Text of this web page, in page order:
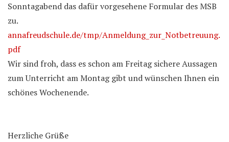
Sonntagabend das dafür vorgesehene Formular des MSB
zu.
annafreudschule.de/tmp/Anmeldung_zur_Notbetreuung.
pdf
Wir sind froh, dass es schon am Freitag sichere Aussagen
zum Unterricht am Montag gibt und wünschen Ihnen ein
schönes Wochenende.
Herzliche Grüße